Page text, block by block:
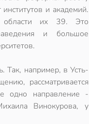
и академий.
их 39. Это
и большое
Так, например, в Усть-
рассматривается
одно направление -
Винокурова, у